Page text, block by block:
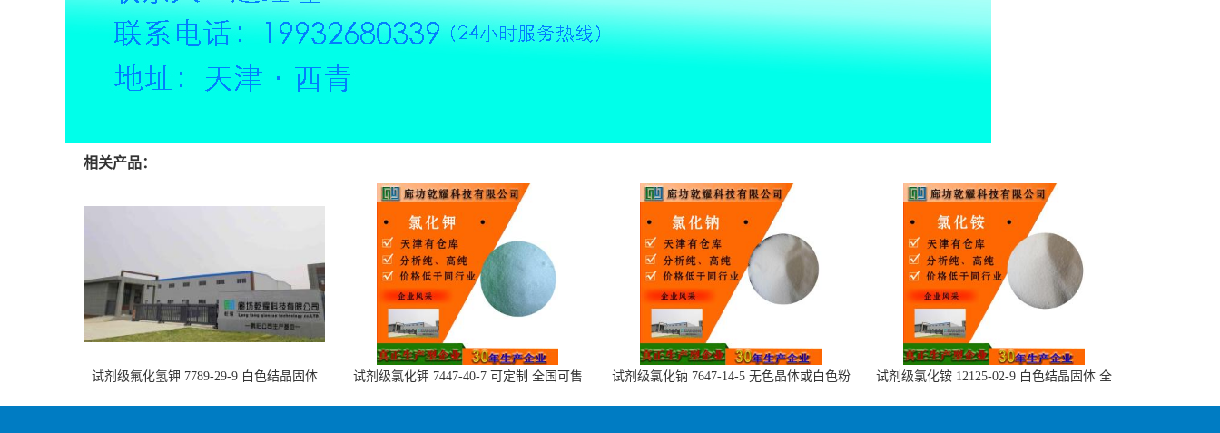
相关产品：
试剂级氟化氢钾 7789-29-9 白色结晶固体
试剂级氯化钾 7447-40-7 可定制 全国可售
试剂级氯化钠 7647-14-5 无色晶体或白色粉
试剂级氯化铵 12125-02-9 白色结晶固体 全